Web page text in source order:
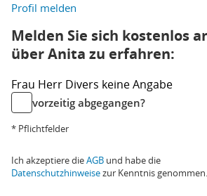
Profil melden
Melden Sie sich kostenlos
über Anita zu erfahren:
Frau Herr Divers keine Angabe
vorzeitig abgegangen?
* Pflichtfelder
Ich akzeptiere dieAGB und habe die
Datenschutzhinweisezur Kenntnis genommen.